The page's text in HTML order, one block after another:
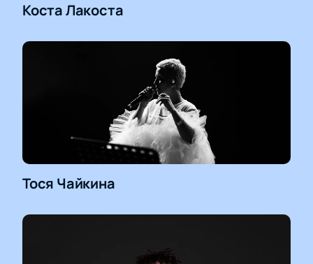
Коста Лакоста
Тося Чайкина